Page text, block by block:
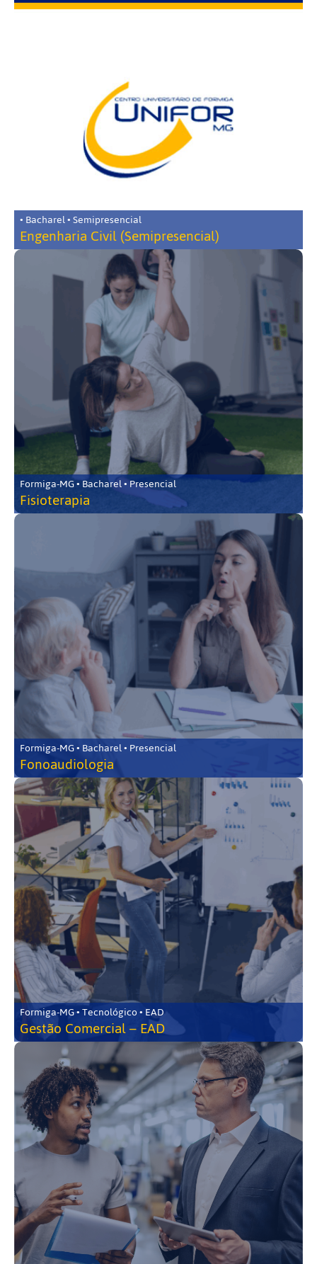
• Bacharel • Semipresencial
Engenharia Civil (Semipresencial)
Formiga-MG • Bacharel • Presencial
Fisioterapia
Formiga-MG • Bacharel • Presencial
Fonoaudiologia
Formiga-MG • Tecnológico • EAD
Gestão Comercial – EAD